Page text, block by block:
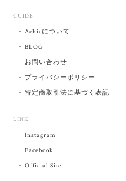
GUIDE
Achicについて
BLOG
お問い合わせ
プライバシーポリシー
特定商取引法に基づく表記
LINK
Instagram
Facebook
Official Site